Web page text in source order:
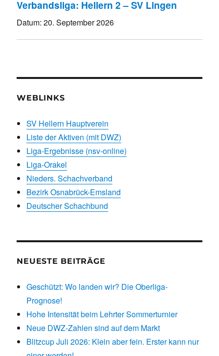
Verbandsliga: Hellern 2 – SV Lingen
Datum:20. September 2026
WEBLINKS
SV Hellern Hauptverein
Liste der Aktiven (mit DWZ)
Liga-Ergebnisse (nsv-online)
Liga-Orakel
Nieders. Schachverband
Bezirk Osnabrück-Emsland
Deutscher Schachbund
NEUESTE BEITRÄGE
Geschützt: Wo landen wir? Die Oberliga-
Prognose!
Hohe Intensität beim Lehrter Sommerturnier
Neue DWZ-Zahlen sind auf dem Markt
Blitzcup Juli 2026: Klein aber fein. Erster kann nur